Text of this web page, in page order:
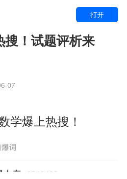
打开
搜！试题评析来
07
学爆上热搜！